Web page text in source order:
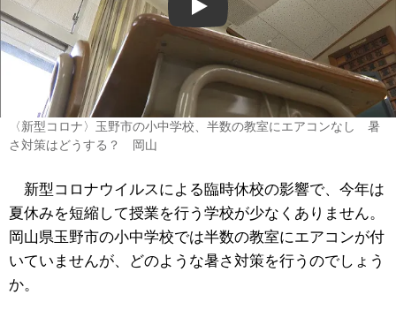
Play
〈新型コロナ〉玉野市の小中学校、半数の教室にエアコンなし 暑
さ対策はどうする？ 岡山
新型コロナウイルスによる臨時休校の影響で、今年は
夏休みを短縮して授業を行う学校が少なくありません。
岡山県玉野市の小中学校では半数の教室にエアコンが付
いていませんが、どのような暑さ対策を行うのでしょう
か。